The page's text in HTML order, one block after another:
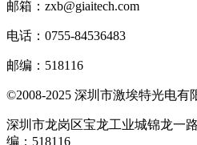
邮箱：zxb@giaitech.com
电话：0755-84536483
邮编：518116
©2008-2025 深圳市激埃特光电有
深圳市龙岗区宝龙工业城锦龙一
编：518116